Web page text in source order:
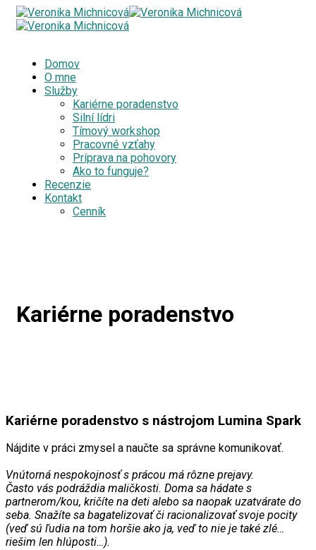
Domov
O mne
Služby
Kariérne poradenstvo
Silní lídri
Tímový workshop
Pracovné vzťahy
Príprava na pohovory
Ako to funguje?
Recenzie
Kontakt
Cenník
Kariérne poradenstvo
Kariérne poradenstvo s nástrojom Lumina Spark
Nájdite v práci zmysel a naučte sa správne komunikovať.
Vnútorná nespokojnosť s prácou má rôzne prejavy.
Často vás podráždia maličkosti. Doma sa hádate s
partnerom/kou, kričíte na deti alebo sa naopak uzatvárate do
seba. Snažíte sa bagatelizovať či racionalizovať svoje pocity
(veď sú ľudia na tom horšie ako ja, veď to nie je také zlé…
riešim len hlúposti…).